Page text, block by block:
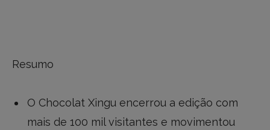
Resumo
O Chocolat Xingu encerrou a edição com
mais de 100 mil visitantes e movimentou